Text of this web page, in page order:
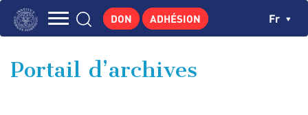
Aller
principale
GEORGES POMPIDOU
DON ADHÉSION Fr
Portail d’archives
Panneau de gestion des cookies